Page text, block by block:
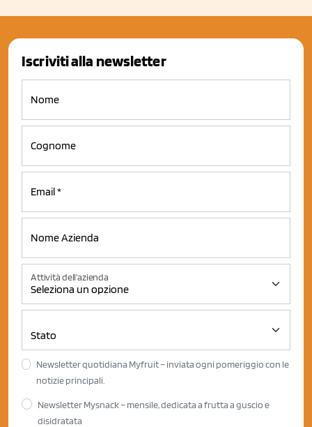
Iscriviti alla newsletter
Attività dell'azienda
Newsletter quotidiana Myfruit – inviata ogni pomeriggio con le
notizie principali.
Newsletter Mysnack – mensile, dedicata a frutta a guscio e
disidratata